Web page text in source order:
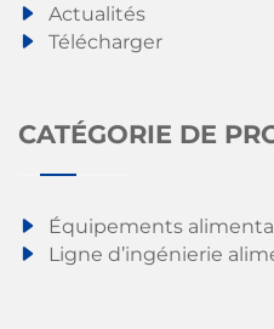
Actualités
Télécharger
CATÉGORIE DE
Équipements
Ligne d’ingénierie